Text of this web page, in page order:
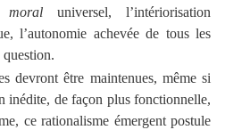
moral universel, l’intériorisation
l’autonomie achevée de tous les
devront être maintenues, même si
inédite, de façon plus fonctionnelle,
ce rationalisme émergent postule